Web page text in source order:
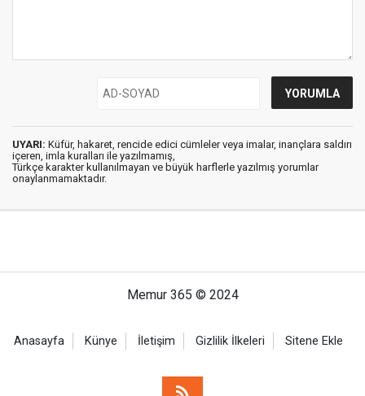
UYARI: Küfür, hakaret, rencide edici cümleler veya imalar, inançlara saldırı
içeren, imla kuralları ile yazılmamış,
Türkçe karakter kullanılmayan ve büyük harflerle yazılmış yorumlar
onaylanmamaktadır.
Memur 365 © 2024
Anasayfa Künye İletişim Gizlilik İlkeleri Sitene Ekle